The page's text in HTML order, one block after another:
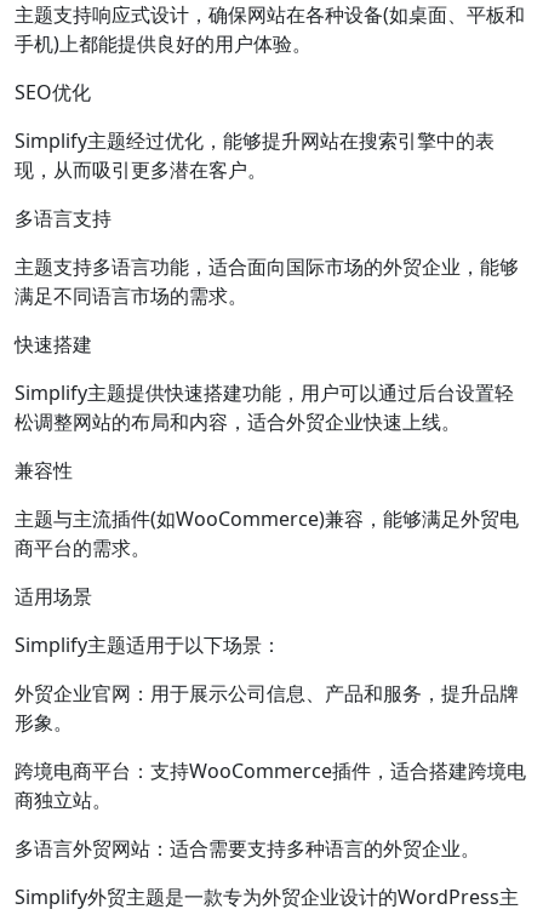
主题支持响应式设计，确保网站在各种设备(如桌面、平板和
手机)上都能提供良好的用户体验。
SEO优化
Simplify主题经过优化，能够提升网站在搜索引擎中的表
现，从而吸引更多潜在客户。
多语言支持
主题支持多语言功能，适合面向国际市场的外贸企业，能够
满足不同语言市场的需求。
快速搭建
Simplify主题提供快速搭建功能，用户可以通过后台设置轻
松调整网站的布局和内容，适合外贸企业快速上线。
兼容性
主题与主流插件(如WooCommerce)兼容，能够满足外贸电
商平台的需求。
适用场景
Simplify主题适用于以下场景：
外贸企业官网：用于展示公司信息、产品和服务，提升品牌
形象。
跨境电商平台：支持WooCommerce插件，适合搭建跨境电
商独立站。
多语言外贸网站：适合需要支持多种语言的外贸企业。
Simplify外贸主题是一款专为外贸企业设计的WordPress主